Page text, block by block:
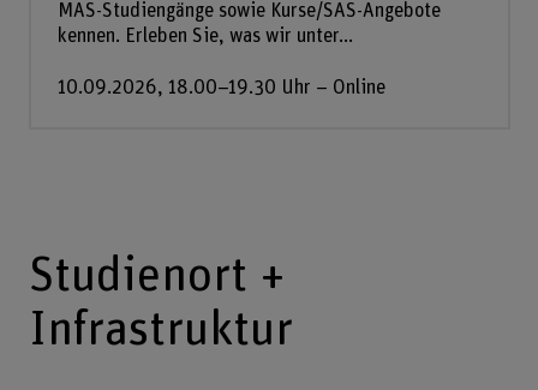
MAS-Studiengänge sowie Kurse/SAS-Angebote
kennen. Erleben Sie, was wir unter...
10.09.2026, 18.00–19.30 Uhr – Online
Studienort +
Infrastruktur